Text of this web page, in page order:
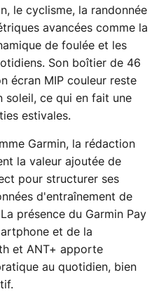
le cyclisme, la randonnée
avancées comme la
de foulée et les
Son boîtier de 46
écran MIP couleur reste
soleil, ce qui en fait une
estivales.
Garmin, la rédaction
la valeur ajoutée de
pour structurer ses
d'entraînement de
présence du Garmin Pay
et de la
et ANT+ apporte
au quotidien, bien